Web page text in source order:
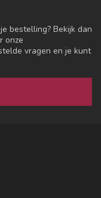
bestelling? Bekijk dan
onze
vragen en je kunt